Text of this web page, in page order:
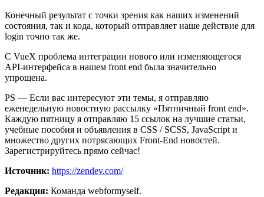
Конечный результат с точки зрения как наших изменений
состояния, так и кода, который отправляет наше действие для
login точно так же.
С VueX проблема интеграции нового или изменяющегося
API-интерфейса в нашем front end была значительно
упрощена.
PS — Если вас интересуют эти темы, я отправляю
еженедельную новостную рассылку «Пятничный front end».
Каждую пятницу я отправляю 15 ссылок на лучшие статьи,
учебные пособия и объявления в CSS / SCSS, JavaScript и
множество других потрясающих Front-End новостей.
Зарегистрируйтесь прямо сейчас!
Источник: https://zendev.com/
Редакция: Команда webformyself.